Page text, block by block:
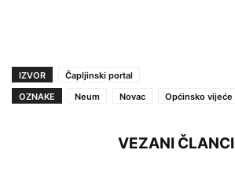
IZVOR
Čapljinski portal
OZNAKE
Neum Novac Općinsko vijeće
VEZANI ČLANCI